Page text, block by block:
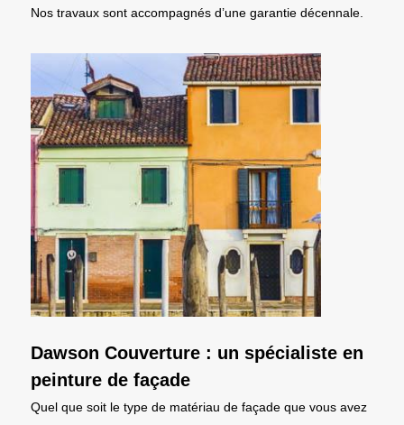
Nos travaux sont accompagnés d’une garantie décennale.
Dawson Couverture : un spécialiste en
peinture de façade
Quel que soit le type de matériau de façade que vous avez